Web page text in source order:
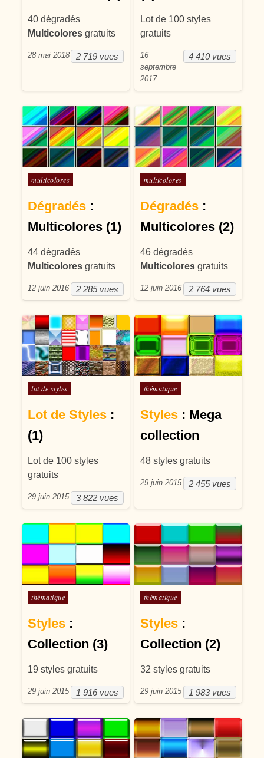
40 dégradés
Multicolores gratuits
2 719 vues
28 mai 2018
Lot de 100 styles
gratuits
4 410 vues
16
septembre
2017
Posté dans
multicolores
Dégradés :
Multicolores (1)
44 dégradés
Multicolores gratuits
2 285 vues
12 juin 2016
Posté dans
multicolores
Dégradés:
Multicolores (2)
46 dégradés
Multicoloresgratuits
2 764 vues
12 juin 2016
Posté dans
lot de styles
Lot de Styles :
(1)
Lot de 100 styles
gratuits
3 822 vues
29 juin 2015
Posté dans
thématique
Styles: Mega
collection
48 styles gratuits
2 455 vues
29 juin 2015
Posté dans
thématique
Styles :
Collection (3)
19 styles gratuits
1 916 vues
29 juin 2015
Posté dans
thématique
Styles:
Collection (2)
32 styles gratuits
1 983 vues
29 juin 2015